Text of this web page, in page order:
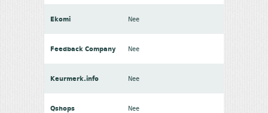
Ekomi Nee
Feedback Company Nee
Keurmerk.info Nee
Qshops Nee